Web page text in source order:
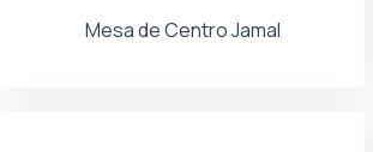
Mesa de Centro Jamal